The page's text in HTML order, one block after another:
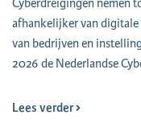
Cyberdreigingen nemen
afhankelijker van digitale
van bedrijven en
2026 de Nederlandse
Lees verder